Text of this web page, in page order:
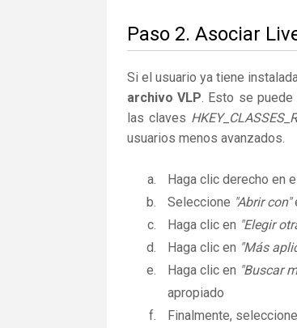
Paso 2. Asociar
Si el usuario ya tiene
archivo VLP. Esto se puede
las claves
usuarios menos avanzados.
Haga clic derecho en
Seleccione "Abrir con"
Haga clic en "Elegir
Haga clic en "Más
Haga clic en "Buscar
apropiado
Finalmente,